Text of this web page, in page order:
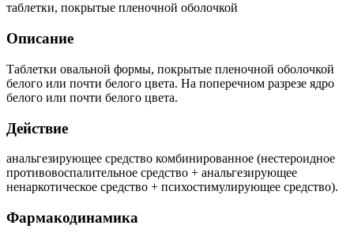
таблетки, покрытые пленочной оболочкой
Описание
Таблетки овальной формы, покрытые пленочной оболочкой
белого или почти белого цвета. На поперечном разрезе ядро
белого или почти белого цвета.
Действие
анальгезирующее средство комбинированное (нестероидное
противовоспалительное средство + анальгезирующее
ненаркотическое средство + психостимулирующее средство).
Фармакодинамика